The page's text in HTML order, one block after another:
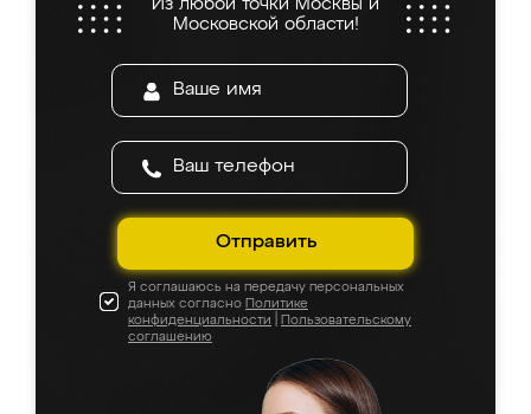
Из любой точки Москвы и
Московской области!
Отправить
Я соглашаюсь на передачу персональных
данных согласно Политике
конфиденциальности
Пользовательскому
соглашению